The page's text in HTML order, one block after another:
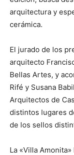
arquitectura y
cerámica.
El jurado de los
arquitecto
Bellas Artes, y
Rifé y Susana
Arquitectos de
distintos lugares
de los sellos
La «Villa